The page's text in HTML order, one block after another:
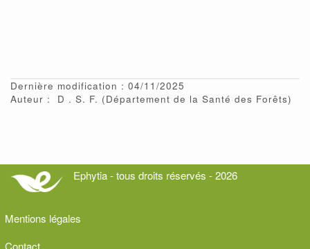
Dernière modification : 04/11/2025
Auteur :
D S. F. (Département de la Santé des Forêts)
Ephytia - tous droits réservés - 2026
Mentions légales
Contact